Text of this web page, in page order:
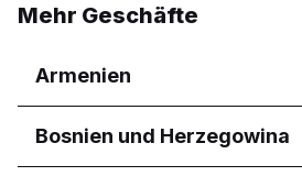
Mehr Geschäfte
Armenien
Regionen
Bosnien und Herzegowina